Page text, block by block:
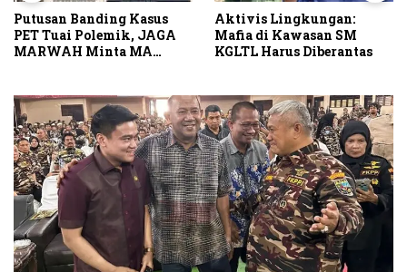
Putusan Banding Kasus
PET Tuai Polemik, JAGA
MARWAH Minta MA
Aktivis Lingkungan:
Mafia di Kawasan SM
KGLTL Harus Diberantas